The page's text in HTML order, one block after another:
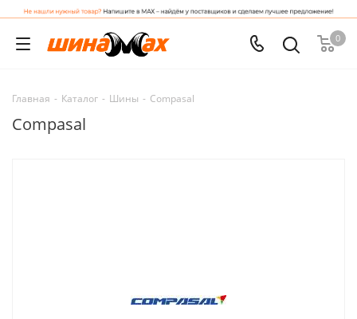
0
Главная - Каталог - Шины - Compasal
Compasal